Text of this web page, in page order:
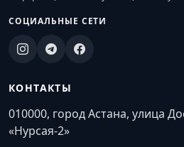
СОЦИАЛЬНЫЕ СЕТИ
КОНТАКТЫ
010000, город Астана, улица
«Нурсая-2»